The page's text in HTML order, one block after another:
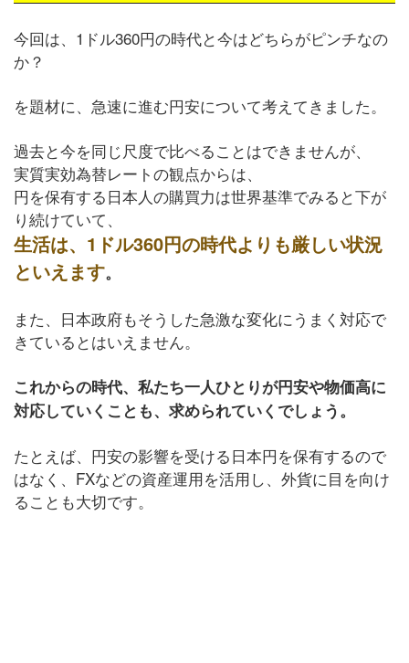
今回は、1ドル360円の時代と今はどちらがピンチなの
か？
を題材に、急速に進む円安について考えてきました。
過去と今を同じ尺度で比べることはできませんが、
実質実効為替レートの観点からは、
円を保有する日本人の購買力は世界基準でみると下が
り続けていて、
生活は、1ドル360円の時代よりも厳しい状況
といえます。
また、日本政府もそうした急激な変化にうまく対応で
きているとはいえません。
これからの時代、私たち一人ひとりが円安や物価高に
対応していくことも、求められていくでしょう。
たとえば、円安の影響を受ける日本円を保有するので
はなく、FXなどの資産運用を活用し、外貨に目を向け
ることも大切です。